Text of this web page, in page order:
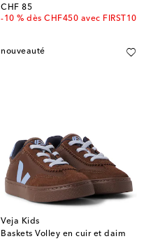
CHF 85
original price
-10 % dès CHF450 avec FIRST10
nouveauté
Veja Kids
Baskets Volley en cuir et daim